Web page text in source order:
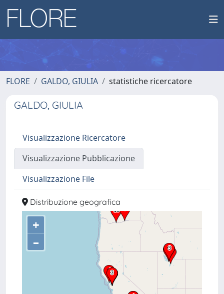
FLORE GALDO, GIULIA statistiche ricercatore
GALDO, GIULIA
Visualizzazione Ricercatore
Visualizzazione Pubblicazione
Visualizzazione File
Distribuzione geografica
+
–